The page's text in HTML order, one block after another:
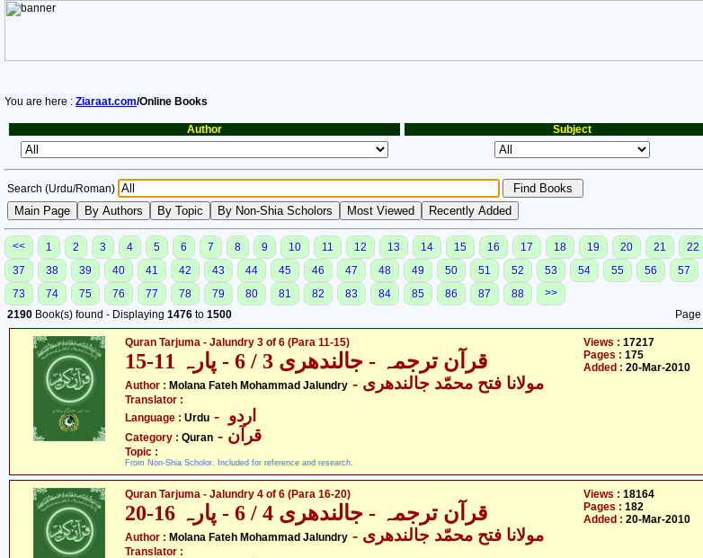
You are here : Ziaraat.com/Online Books
Author Subject
Search (Urdu/Roman)
<< 1 2 3 4 5 6 7 8 9 10 11 12 13 14 15 16 17 18 19 20 21 22
37
38 39 40 41 42 43 44 45 46 47 48 49 50 51 52 53 54 55 56 57
73
74 75 76 77 78 79 80 81 82 83 84 85 86 87 88
>>
2190 Book(s) found - Displaying 1476 to 1500 Page
Quran Tarjuma - Jalundry 3 of 6 (Para 11-15)
قرآن ترجمہ - جالندھری 3 / 6 - پارہ 11-15
Author : Molana Fateh Mohammad Jalundry - مولانا فتح محمّد جالندھری
Translator :
Language : Urdu
Category : Quran - قرآن
Topic :
From Non-Shia Scholor. Included for reference and research.
Views : 17217
Pages : 175
Added : 20-Mar-2010
Quran Tarjuma - Jalundry 4 of 6 (Para 16-20)
قرآن ترجمہ - جالندھری 4 / 6 - پارہ 16-20
Author : Molana Fateh Mohammad Jalundry - مولانا فتح محمّد جالندھری
Translator :
Views : 18164
Pages : 182
Added : 20-Mar-2010